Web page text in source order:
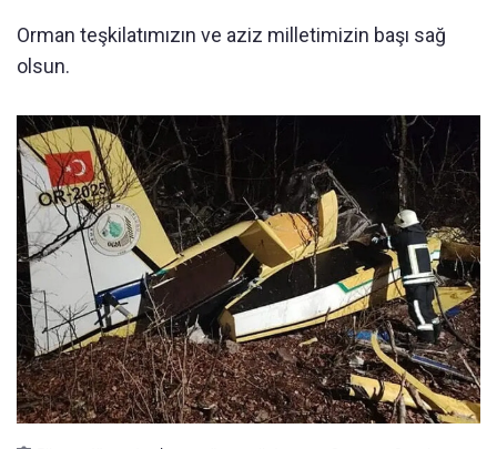
Orman teşkilatımızın ve aziz milletimizin başı sağ
olsun.